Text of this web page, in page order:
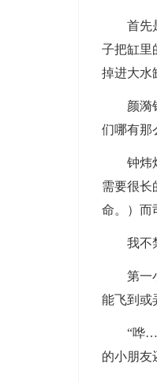
首先是
子把缸里
掉进大水
颜漪铭
们哪有那
钟炜炜
需要很长
命。）而
我不禁
第一小
能飞到或
“哗……”
的小朋友